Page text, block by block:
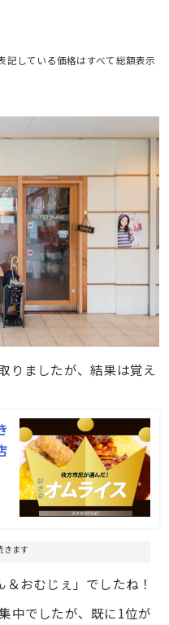
している価格はすべて総額表示
りましたが、結果は覚え
きます
おむじぇ」でしたね！
中でしたが、既に1位が